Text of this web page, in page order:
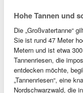
Hohe Tannen und
Die „Großvatertanne“
Sie ist rund 47 Meter
Metern und ist etwa
Tannenriesen, die
entdecken möchte,
„Tannenriesen“, eine
Nordschwarzwald, die